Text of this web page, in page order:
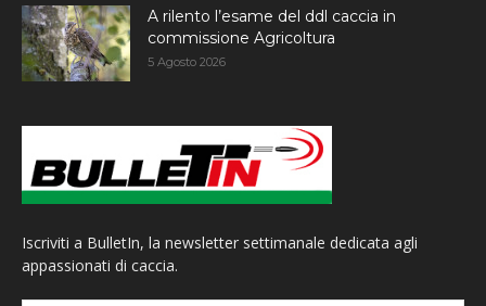
A rilento l’esame del ddl caccia in
commissione Agricoltura
5 Agosto 2026
Iscriviti a BulletIn, la newsletter settimanale dedicata agli
appassionati di caccia.